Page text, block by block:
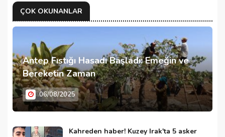
ÇOK OKUNANLAR
Antep Fıstığı Hasadı Başladı: Emeğin ve
Bereketin Zaman
06/08/2025
Kahreden haber! Kuzey Irak'ta 5 asker